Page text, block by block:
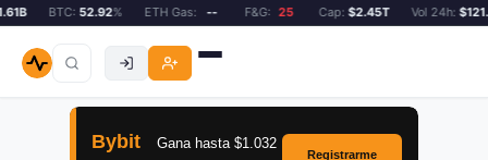
BTC:52.92% ETH Gas: -- F&G: 25 Cap:$2.45T Vol 24h: